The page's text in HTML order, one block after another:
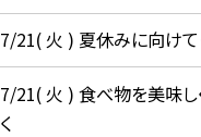
7/21( 火 ) 夏休みに向けて・
7/21( 火 ) 食べ物を美味し
く